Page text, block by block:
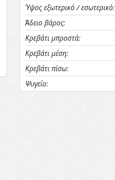
Ύψος εξωτερικό / εσωτερικό:
Άδειο βάρος:
Κρεβάτι μπροστά:
Κρεβάτι μέση:
Κρεβάτι πίσω:
Ψυγείο: